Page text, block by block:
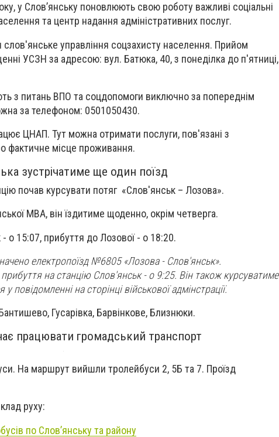
у Слов’янську поновлюють свою роботу важливі соціальні
та центр надання адміністративних послуг.
управління соцзахисту населення. Прийом
УСЗН за адресою: вул. Батюка, 40, з понеділка до п'ятниці,
з питань ВПО та соцдопомоги виключно за попереднім
за телефоном: 0501050430.
ЦНАП. Тут можна отримати послуги, пов'язані з
фактичне місце проживання.
зустрічатиме ще один поїзд
почав курсувати потяг «Слов'янськ – Лозова».
МВА, він їздитиме щоденно, окрім четверга.
- о 15:07, прибуття до Лозової - о 18:20.
електропоїзд №6805 «Лозова - Слов'янськ».
на станцію Слов'янськ - о 9:25. Він також курсуватиме
повідомленні на сторінці військової адмінстрації.
Гусарівка, Барвінкове, Близнюки.
працювати громадський транспорт
На маршрут вийшли тролейбуси 2, 5Б та 7. Проїзд
руху:
по Слов’янську та району